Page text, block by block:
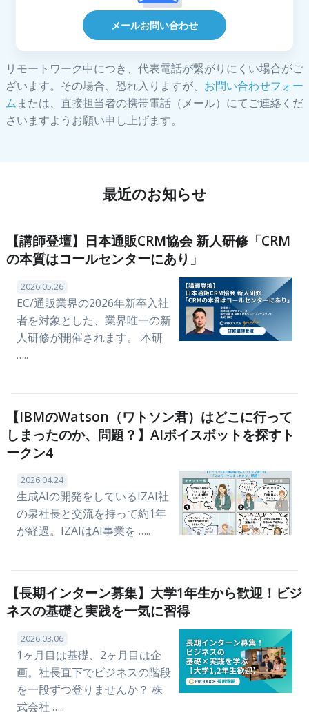
メールお問い合わせ
リモートワーク中につき、代表電話が繋がりにくい場合がご
ざいます。その場合、恐れ入りますが、 お問い合わせフォー
ムまたは、直接担当者の携帯電話（メール）にてご連絡くだ
さいますようお願い申し上げます。
最近のお知らせ
【講師登壇】日本通販CRM協会 新人研修「CRM
の本質はコールセンターにあり」
2026.05.26
EC/通販業界の2026年新卒入社
者を対象とした、業界唯一の新
人研修が開催されます。 本研
…..
【IBMのWatson（ワトソン君）はどこに行って
しまったのか、問題？】AIボイスボットを探すト
ークン4
2026.04.24
生成AIの開発をしているIZAI社
の泉社長と交流を持って約1年
が経過。IZAIはAI事業を …..
【長期インターン募集】大学1年生から歓迎！ビジ
ネスの基礎と実践を一気に習得
2026.03.06
1ヶ月目は基礎、2ヶ月目は企
画。社長直下でビジネスの階段
を一段ずつ登りませんか？ 株
式会社 …..